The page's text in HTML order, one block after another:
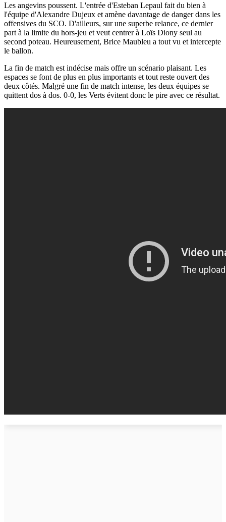
Les angevins poussent. L'entrée d'Esteban Lepaul fait du bien à
l'équipe d'Alexandre Dujeux et amène davantage de danger dans les
offensives du SCO. D'ailleurs, sur une superbe relance, ce dernier
part à la limite du hors-jeu et veut centrer à Loïs Diony seul au
second poteau. Heureusement, Brice Maubleu a tout vu et intercepte
le ballon.
La fin de match est indécise mais offre un scénario plaisant. Les
espaces se font de plus en plus importants et tout reste ouvert des
deux côtés. Malgré une fin de match intense, les deux équipes se
quittent dos à dos. 0-0, les Verts évitent donc le pire avec ce résultat.